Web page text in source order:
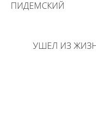
ПИДЕМСКИЙ
УШЕЛ ИЗ